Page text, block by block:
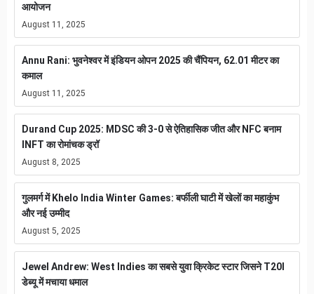
आयोजन
August 11, 2025
Annu Rani: भुवनेश्वर में इंडियन ओपन 2025 की चैंपियन, 62.01 मीटर का
कमाल
August 11, 2025
Durand Cup 2025: MDSC की 3-0 से ऐतिहासिक जीत और NFC बनाम
INFT का रोमांचक ड्रॉ
August 8, 2025
गुलमर्ग में Khelo India Winter Games: बर्फीली घाटी में खेलों का महाकुंभ
और नई उम्मीद
August 5, 2025
Jewel Andrew: West Indies का सबसे युवा क्रिकेट स्टार जिसने T20I
डेब्यू में मचाया धमाल